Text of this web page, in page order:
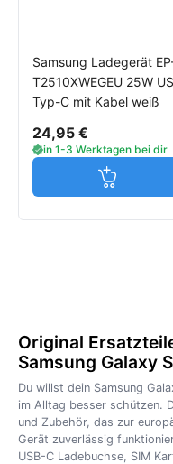
Samsung Ladegerät
T2510XWEGEU 25W
Typ-C mit Kabel weiß
24,95 €
in 1-3 Werktagen bei dir
Jetzt in
Original
Samsung Galaxy
Du willst dein Samsung
im Alltag besser schützen.
und Zubehör, das zur
Gerät zuverlässig
USB-C Ladebuchse, SIM